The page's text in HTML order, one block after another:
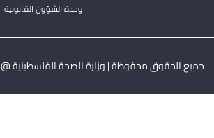
وحدة الشؤون القانونية
جميع الحقوق محفوظة | وزارة الصحة الفلسطينية @ 2021